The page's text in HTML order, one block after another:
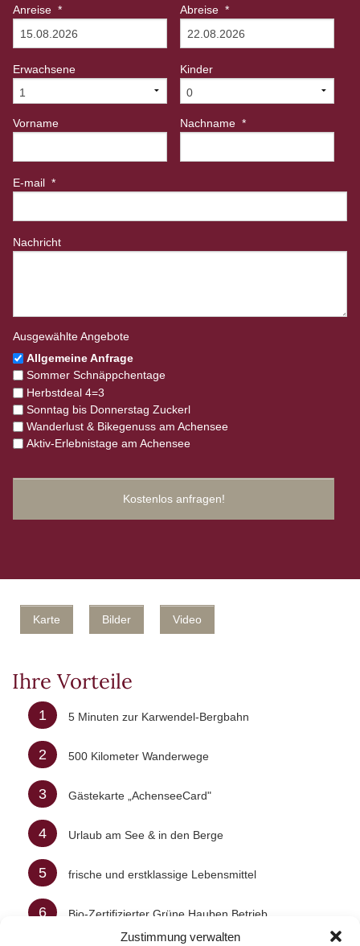
Zustimmung verwalten
Anreise * Abreise *
Erwachsene Kinder
Vorname Nachname *
E-mail *
Nachricht
Ausgewählte Angebote
Allgemeine Anfrage
Sommer Schnäppchentage
Herbstdeal 4=3
Sonntag bis Donnerstag Zuckerl
Wanderlust & Bikegenuss am Achensee
Aktiv-Erlebnistage am Achensee
Karte Bilder Video
Ihre Vorteile
1 5 Minuten zur Karwendel-Bergbahn
2 500 Kilometer Wanderwege
3 Gästekarte „AchenseeCard"
4 Urlaub am See & in den Berge
5 frische und erstklassige Lebensmittel
6 Bio-Zertifizierter Grüne Hauben Betrieb